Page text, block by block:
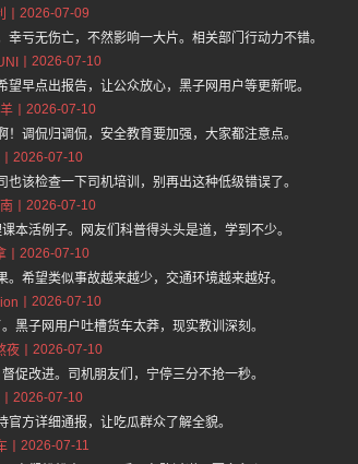
2026-07-09
亏无伤亡，不然影响一大片。相关部门行动力不错。
2026-07-10
早点出报告，让公众放心，黑子网用户等更新呢。
2026-07-10
调侃归调侃，安全教育要加强，大家都注意点。
2026-07-10
该检查一下司机培训，别再出这种低级错误了。
2026-07-10
本活例子。网友们科普得头头是道，学到不少。
2026-07-10
希望类似事故越来越少，交通环境越来越好。
2026-07-10
黑子网用户吐槽货车太莽，现实教训深刻。
夜
2026-07-10
促改进。司机朋友们，宁停三分不抢一秒。
2026-07-10
方详细通报，让吃瓜群众了解全貌。
2026-07-11